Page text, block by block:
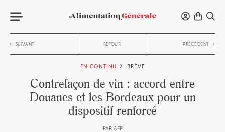
SUIVANT RETOUR PRÉCÉDENT
EN CONTINU BRÈVE
Contrefaçon de vin : accord entre
Douanes et les Bordeaux pour un
dispositif renforcé
PAR AFP